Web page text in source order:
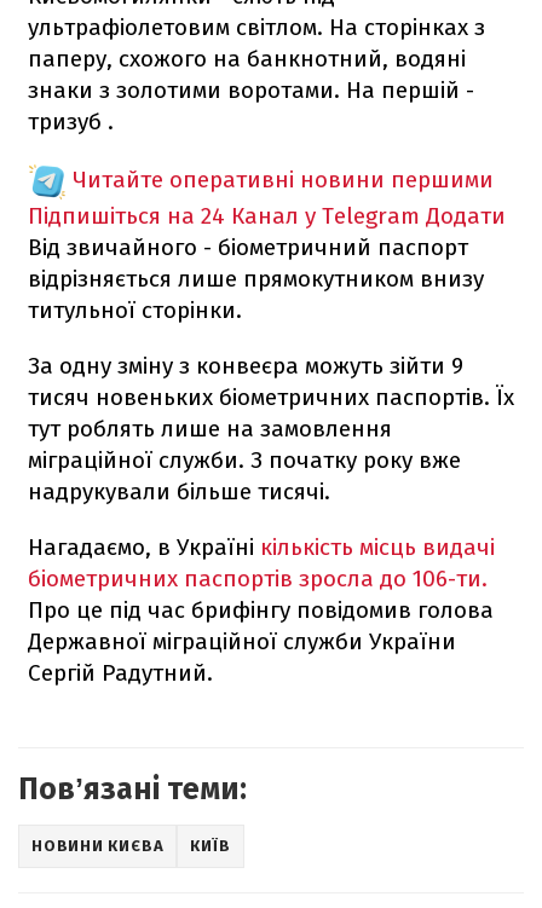
ультрафіолетовим світлом. На сторінках з
паперу, схожого на банкнотний, водяні
знаки з золотими воротами. На першій -
тризуб .
Читайте оперативні новини першими
Підпишіться на 24 Канал у Telegram Додати
Від звичайного - біометричний паспорт
відрізняється лише прямокутником внизу
титульної сторінки.
За одну зміну з конвеєра можуть зійти 9
тисяч новеньких біометричних паспортів. Їх
тут роблять лише на замовлення
міграційної служби. З початку року вже
надрукували більше тисячі.
Нагадаємо, в Україні кількість місць видачі
біометричних паспортів зросла до 106-ти.
Про це під час брифінгу повідомив голова
Державної міграційної служби України
Сергій Радутний.
Повʼязані теми:
НОВИНИ КИЄВА КИЇВ